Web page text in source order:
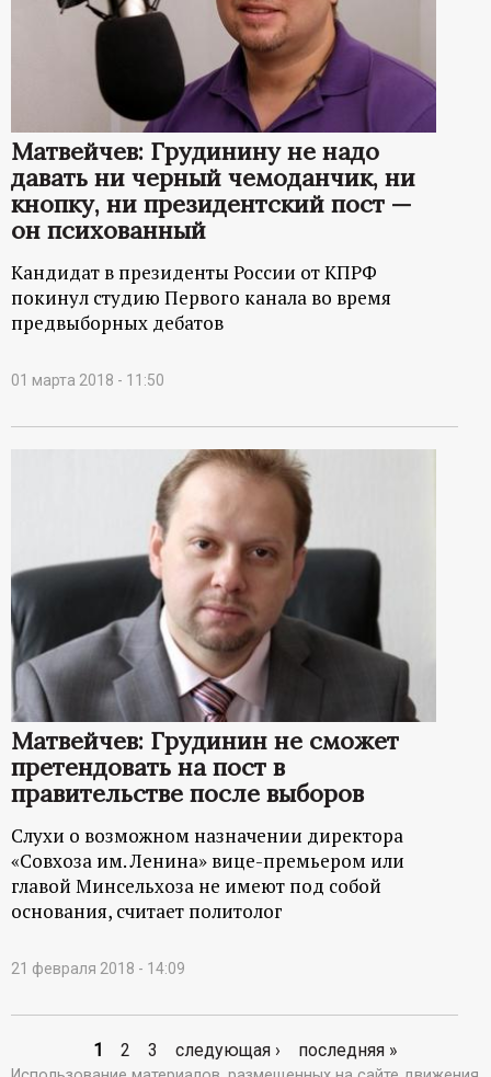
Матвейчев: Грудинину не надо
давать ни черный чемоданчик, ни
кнопку, ни президентский пост —
он психованный
Кандидат в президенты России от КПРФ
покинул студию Первого канала во время
предвыборных дебатов
01 марта 2018 - 11:50
Матвейчев: Грудинин не сможет
претендовать на пост в
правительстве после выборов
Слухи о возможном назначении директора
«Совхоза им. Ленина» вице-премьером или
главой Минсельхоза не имеют под собой
основания, считает политолог
21 февраля 2018 - 14:09
1 2 3 следующая › последняя »